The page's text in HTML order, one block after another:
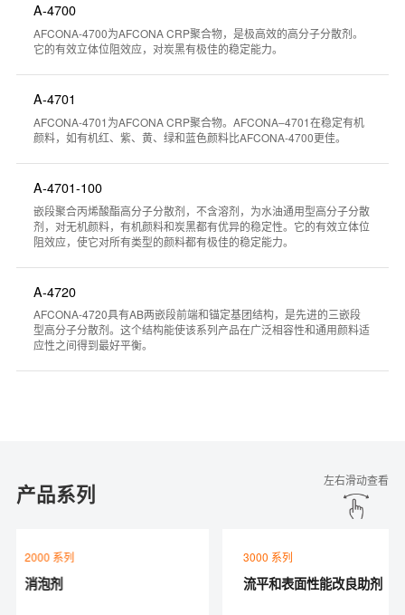
产品搜索器
A-4700
AFCONA-4700为AFCONA CRP聚合物，是极高效的高分子分散剂。
它的有效立体位阻效应，对炭黑有极佳的稳定能力。
A-4701
AFCONA-4701为AFCONA CRP聚合物。AFCONA–4701在稳定有机
颜料，如有机红、紫、黄、绿和蓝色颜料比AFCONA-4700更佳。
A-4701-100
嵌段聚合丙烯酸酯高分子分散剂，不含溶剂，为水油通用型高分子分散
剂，对无机颜料，有机颜料和炭黑都有优异的稳定性。它的有效立体位
阻效应，使它对所有类型的颜料都有极佳的稳定能力。
A-4720
AFCONA-4720具有AB两嵌段前端和锚定基团结构，是先进的三嵌段
型高分子分散剂。这个结构能使该系列产品在广泛相容性和通用颜料适
应性之间得到最好平衡。
产品系列 左右滑动查看
2000 系列
消泡剂
3000 系列
流平和表面性能改良助剂